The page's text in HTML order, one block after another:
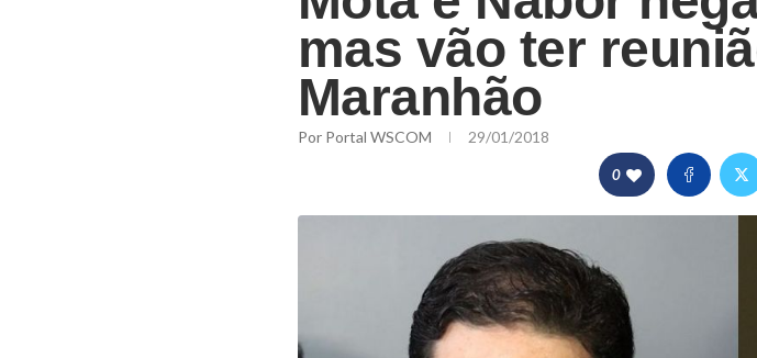
mas vão ter
Maranhão
Por Portal WSCOM 29/01/2018
0